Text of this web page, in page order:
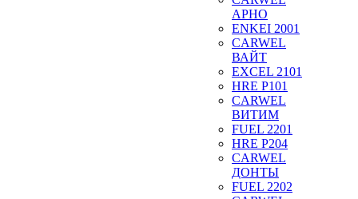
АРНО
ENKEI 2001
CARWEL
ВАЙТ
EXCEL 2101
HRE P101
CARWEL
ВИТИМ
FUEL 2201
HRE P204
CARWEL
ДОНТЫ
FUEL 2202